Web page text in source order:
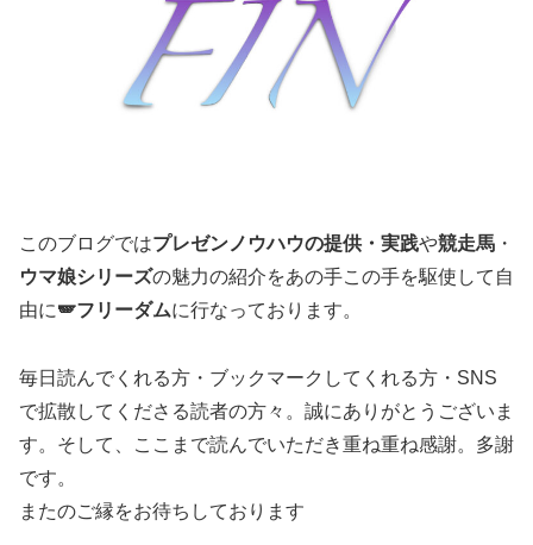
このブログではプレゼンノウハウの提供・実践や競走馬 ・
ウマ娘シリーズの魅力の紹介をあの手この手を駆使して自
由に🪽フリーダムに行なっております。
毎日読んでくれる方・ブックマークしてくれる方・SNS
で拡散してくださる読者の方々。誠にありがとうございま
す。そして、ここまで読んでいただき重ね重ね感謝。多謝
です。
またのご縁をお待ちしております